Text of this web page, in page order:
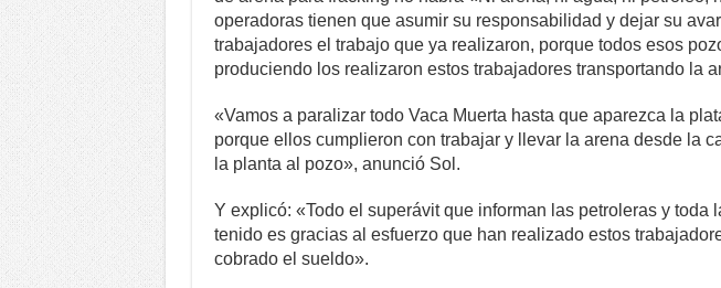
operadoras tienen que asumir su responsabilidad y dejar su
trabajadores el trabajo que ya realizaron, porque todos esos
produciendo los realizaron estos trabajadores transportando la
«Vamos a paralizar todo Vaca Muerta hasta que aparezca la
porque ellos cumplieron con trabajar y llevar la arena desde la
la planta al pozo», anunció Sol.
Y explicó: «Todo el superávit que informan las petroleras y toda
tenido es gracias al esfuerzo que han realizado estos
cobrado el sueldo».